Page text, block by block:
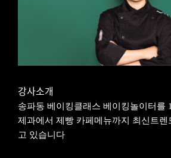
강사소개
송파동 베이킹클래스 베이킹놀이터를
제과에서 제빵 카페메뉴까지 최신트
고 있습니다